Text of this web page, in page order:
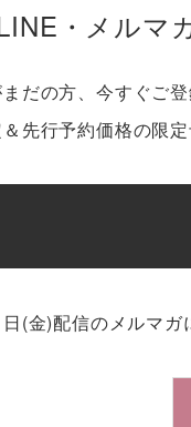
・メルマ
だの方、今すぐご登
先行予約価格の限
(金)配信のメルマガ